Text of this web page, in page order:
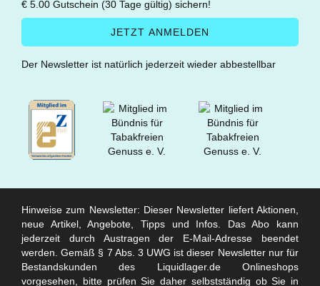
€ 5.00 Gutschein (30 Tage gültig) sichern!
Der Newsletter ist natürlich jederzeit wieder abbestellbar
Hinweise zum Newsletter: Dieser Newsletter liefert Aktionen,
neue Artikel, Angebote, Tipps und Infos. Das Abo kann
jederzeit durch Austragen der E-Mail-Adresse beendet
werden. Gemäß § 7 Abs. 3 UWG ist dieser Newsletter nur für
Bestandskunden des Liquidlager.de Onlineshops
vorgesehen, bitte prüfen Sie daher selbstständig ob Sie in